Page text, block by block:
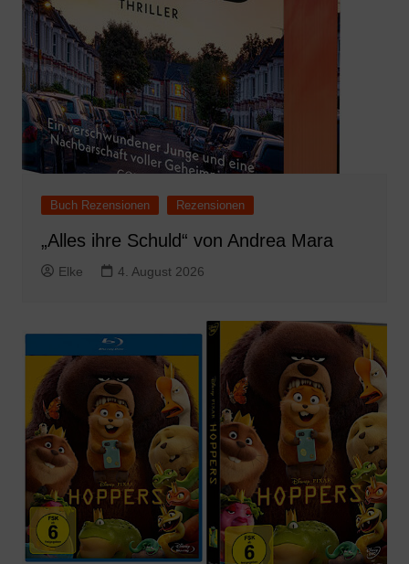
Buch Rezensionen Rezensionen
„Alles ihre Schuld“ von Andrea Mara
Elke 4. August 2026